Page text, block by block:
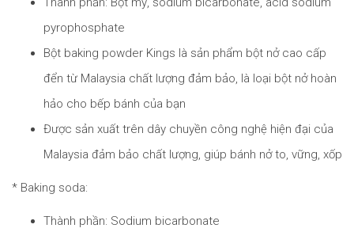
pyrophosphate
Bột baking powder Kings là sản phẩm bột nở cao cấp
đển từ Malaysia chất lượng đảm bảo, là loại bột nở hoàn
hảo cho bếp bánh của bạn
Được sản xuất trên dây chuyền công nghệ hiện đại của
Malaysia đảm bảo chất lượng, giúp bánh nở to, vững, xốp
* Baking soda:
Thành phần: Sodium bicarbonate